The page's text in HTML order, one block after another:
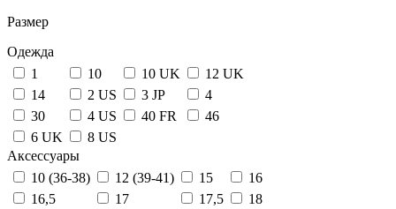
Размер
Одежда
1
10 10 UK
12 UK
14
2 US 3 JP
4
30
4 US 40 FR
46
6 UK
8 US
Аксессуары
10 (36-38)
12 (39-41) 15
16
16,5
17 17,5
18